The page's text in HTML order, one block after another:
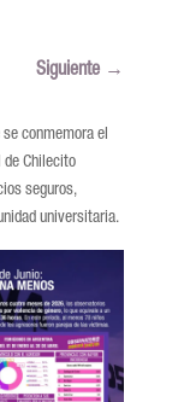
Siguiente →
conmemora el
de Chilecito
seguros,
universitaria.